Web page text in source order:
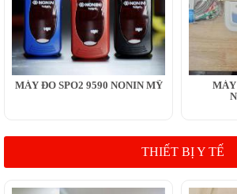
MÁY ĐO SPO2 9590 NONIN MỸ
THIẾT BỊ Y TẾ